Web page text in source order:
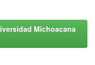
Michoacana